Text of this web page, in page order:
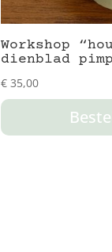
Workshop
dienblad
€ 35,00